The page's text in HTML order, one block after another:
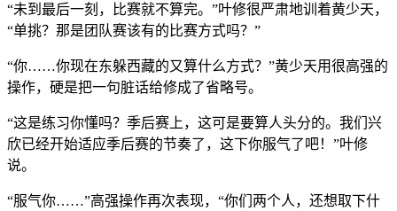
“未到最后一刻，比赛就不算完。”叶修很严肃地训着黄少天，
“单挑？那是团队赛该有的比赛方式吗？”
“你……你现在东躲西藏的又算什么方式？”黄少天用很高强的
操作，硬是把一句脏话给修成了省略号。
“这是练习你懂吗？季后赛上，这可是要算人头分的。我们兴
欣已经开始适应季后赛的节奏了，这下你服气了吧！”叶修
说。
“服气你……”高强操作再次表现，“你们两个人，还想取下什